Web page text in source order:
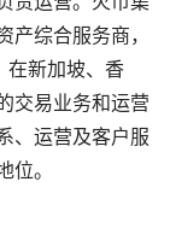
产综合服务商，
在新加坡、香
交易业务和运营
、运营及客户服
。